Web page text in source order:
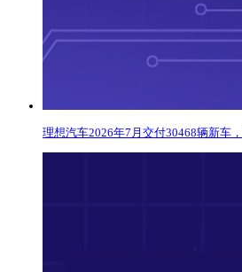
理想汽车2026年7月交付30468辆新车